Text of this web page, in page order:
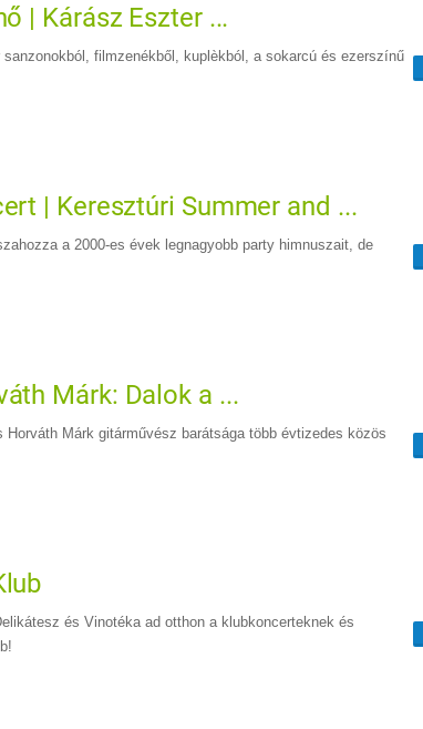
| Kárász Eszter ...
filmzenékből, kuplèkból, a sokarcú és ezerszínű
| Keresztúri Summer and ...
a 2000-es évek legnagyobb party himnuszait, de
Márk: Dalok a ...
Márk gitárművész barátsága több évtizedes közös
és Vinotéka ad otthon a klubkoncerteknek és